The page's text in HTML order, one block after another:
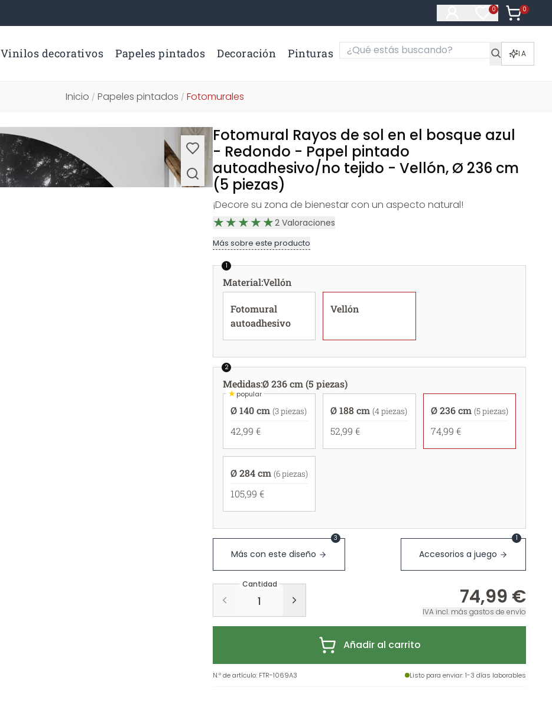
0
Artículos en
0
Artículos
Vinilos decorativos Papeles pintados Decoración Pinturas IA
Inicio / Papeles pintados / Fotomurales
Fotomural Rayos de sol en el bosque azul
- Redondo - Papel pintado
autoadhesivo/no tejido - Vellón, Ø 236 cm
(5 piezas)
¡Decore su zona de bienestar con un aspecto natural!
2 Valoraciones
Más sobre este producto
1
Material:Vellón
Fotomural
autoadhesivo
Vellón
2
Medidas:Ø 236 cm (5 piezas)
★popular
Ø 140 cm (3 piezas)
42,99 €
Ø 188 cm (4 piezas)
52,99 €
Ø 236 cm (5 piezas)
74,99 €
Ø 284 cm (6 piezas)
105,99 €
Más con este diseño
3
Accesorios a juego
1
Cantidad
74,99 €
IVA incl. más gastos de envío
Añadir al carrito
N.º de artículo: FTR-1069A3 Listo para enviar: 1-3 días laborables